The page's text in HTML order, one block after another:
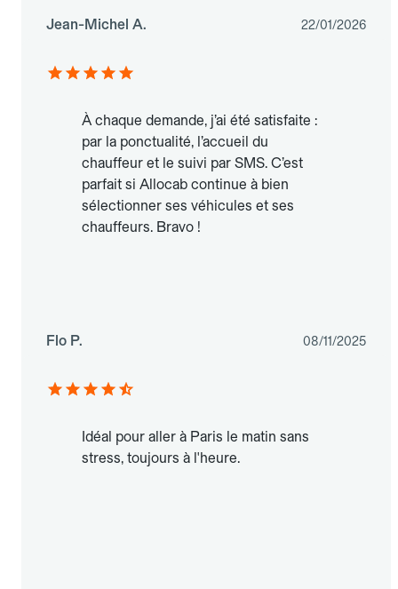
Jean-Michel A. 22/01/2026
À chaque demande, j’ai été satisfaite :
par la ponctualité, l’accueil du
chauffeur et le suivi par SMS. C’est
parfait si Allocab continue à bien
sélectionner ses véhicules et ses
chauffeurs. Bravo !
Flo P. 08/11/2025
Idéal pour aller à Paris le matin sans
stress, toujours à l'heure.